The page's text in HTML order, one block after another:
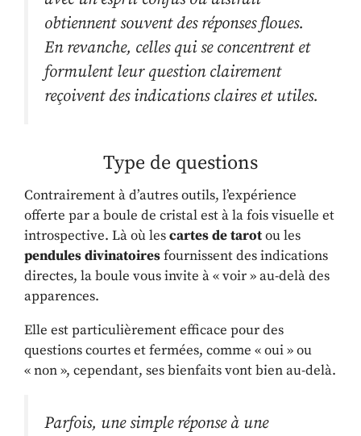
obtiennent souvent des réponses floues.
En revanche, celles qui se concentrent et
formulent leur question clairement
reçoivent des indications claires et utiles.
Type de questions
Contrairement à d’autres outils, l’expérience
offerte par a boule de cristal est à la fois visuelle et
introspective. Là où lescartes de tarotou les
pendules divinatoiresfournissent des indications
directes, la boule vous invite à « voir » au-delà des
apparences.
Elle est particulièrement efficace pour des
questions courtes et fermées, comme « oui » ou
« non », cependant, ses bienfaits vont bien au-delà.
Parfois, une simple réponse à une